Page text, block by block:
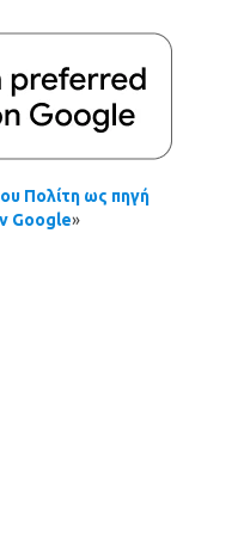
Πολίτη ως πηγή
Google»